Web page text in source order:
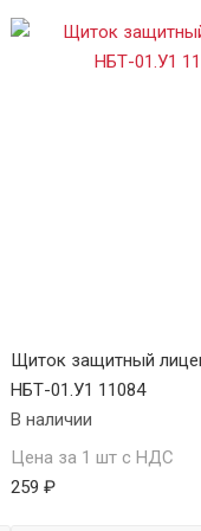
Щиток защитный
НБТ-01.У1 11084
В наличии
Цена за 1 шт с НДС
259 ₽